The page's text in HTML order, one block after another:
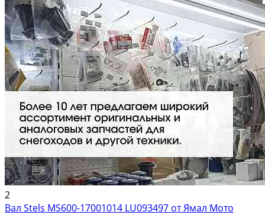
2
Вал Stels MS600-17001014 LU093497 от Ямал Мото